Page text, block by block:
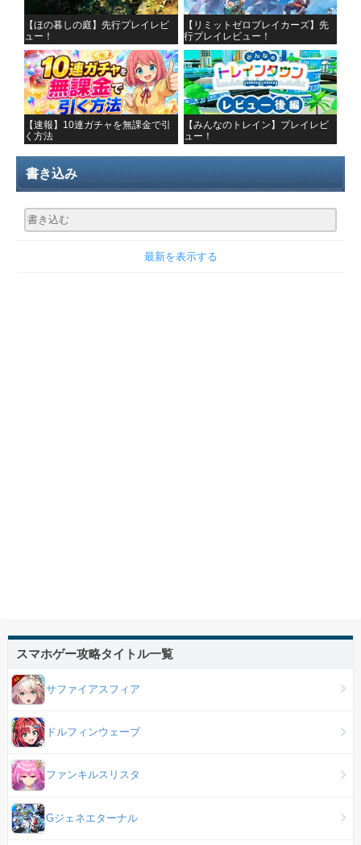
【ほの暮しの庭】先行プレイレビ
ュー！
【リミットゼロブレイカーズ】先
行プレイレビュー！
【速報】10連ガチャを無課金で引
く方法
【みんなのトレイン】プレイレビ
ュー！
書き込み
最新を表示する
スマホゲー攻略タイトル一覧
サファイアスフィア
ドルフィンウェーブ
ファンキルスリスタ
Gジェネエターナル